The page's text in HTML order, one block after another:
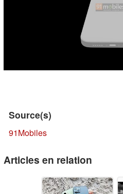
Source(s)
91Mobiles
Articles en relation